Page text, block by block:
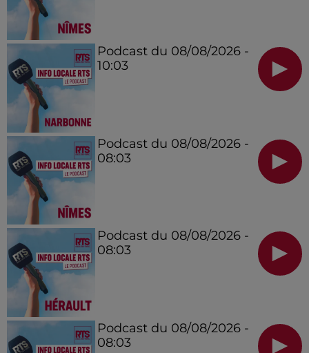
Podcast du 08/08/2026 -
10:03
Podcast du 08/08/2026 -
08:03
Podcast du 08/08/2026 -
08:03
Podcast du 08/08/2026 -
08:03